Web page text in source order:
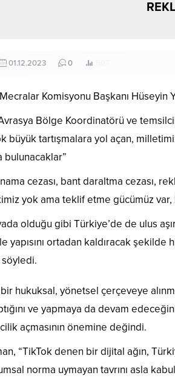
01.12.2023 0
Komisyonu Başkanı Hüseyin
Bölge Koordinatörü ve
büyük tartışmalara yol açan,
bulunacaklar”
cezası, bant daraltma cezası,
yok ama teklif etme gücümüz
olduğu gibi Türkiye’de de ulus
yapısını ortadan kaldıracak
hukuksal, yönetsel çerçeveye
ve yapmaya da devam
açmasının önemine değindi.
“TikTok denen bir dijital ağın,
norma uymayan tavrını asla